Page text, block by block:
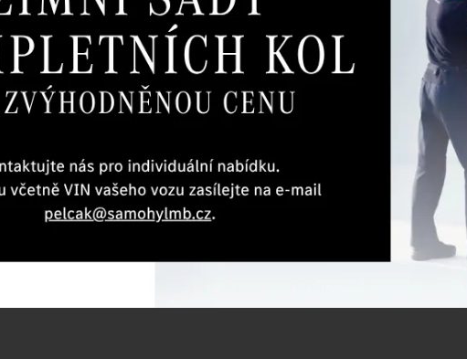
Důraz klademe na
prvního
Co nabízíme
Individuální konfiguraci a exkluzivní